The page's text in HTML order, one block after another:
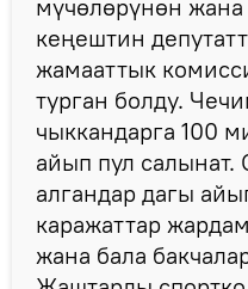
мүчөлөрүнөн
кеңештин
жамааттык
турган болду.
чыккандарга 100
айып пул салынат.
алгандар дагы
каражаттар
жана бала